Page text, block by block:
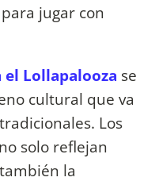
jugar con
Lollapalooza se
cultural que va
Los
solo reflejan
la